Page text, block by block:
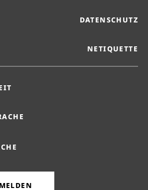
DATENSCHUTZ
NETIQUETTE